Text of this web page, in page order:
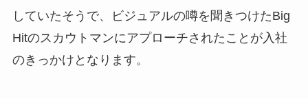
していたそうで、ビジュアルの噂を聞きつけたBig
Hitのスカウトマンにアプローチされたことが入社
のきっかけとなります。